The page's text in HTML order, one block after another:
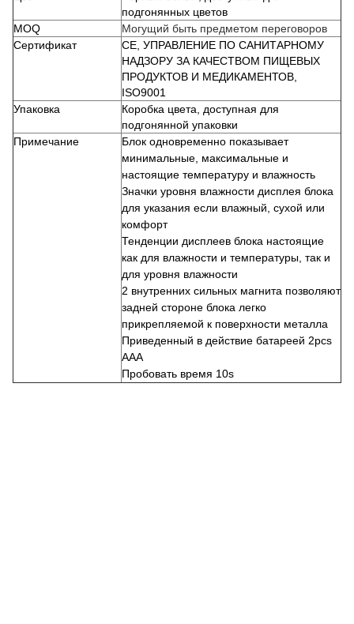
подгонянных цветов
MOQ
Могущий быть предметом переговоров
Сертификат
CE, УПРАВЛЕНИЕ ПО САНИТАРНОМУ
НАДЗОРУ ЗА КАЧЕСТВОМ ПИЩЕВЫХ
ПРОДУКТОВ И МЕДИКАМЕНТОВ,
ISO9001
Упаковка
Коробка цвета, доступная для
подгонянной упаковки
Примечание
Блок одновременно показывает
минимальные, максимальные и
настоящие температуру и влажность
Значки уровня влажности дисплея блока
для указания если влажный, сухой или
комфорт
Тенденции дисплеев блока настоящие
как для влажности и температуры, так и
для уровня влажности
2 внутренних сильных магнита позволяют
задней стороне блока легко
прикрепляемой к поверхности металла
Приведенный в действие батареей 2pcs
AAA
Пробовать время 10s